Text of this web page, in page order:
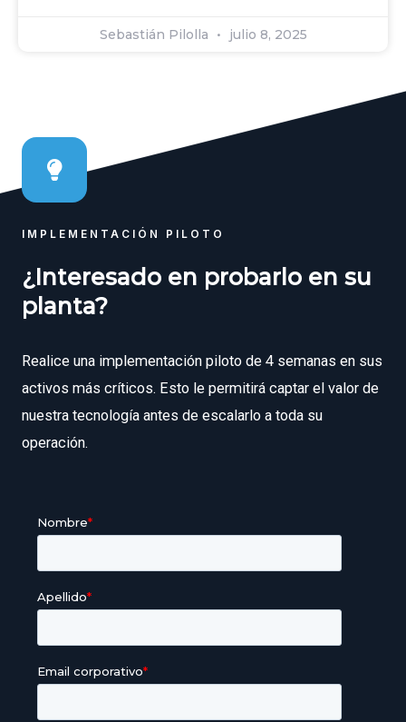
Sebastián Pilolla julio 8, 2025
IMPLEMENTACIÓN PILOTO
¿Interesado en probarlo en su
planta?
Realice una implementación piloto de 4 semanas en sus
activos más críticos. Esto le permitirá captar el valor de
nuestra tecnología antes de escalarlo a toda su
operación.